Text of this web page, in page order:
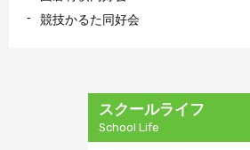
競技かるた同好会
スクールライフ
School Life